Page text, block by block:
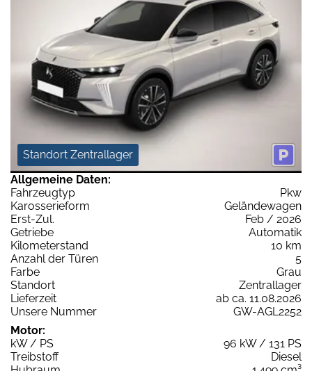
Standort Zentrallager
Allgemeine Daten:
Fahrzeugtyp
Pkw
Karosserieform
Geländewagen
Erst-Zul.
Feb / 2026
Getriebe
Automatik
Kilometerstand
10 km
Anzahl der Türen
5
Farbe
Grau
Standort
Zentrallager
Lieferzeit
ab ca. 11.08.2026
Unsere Nummer
GW-AGL2252
Motor:
kW / PS
96 kW / 131 PS
Treibstoff
Diesel